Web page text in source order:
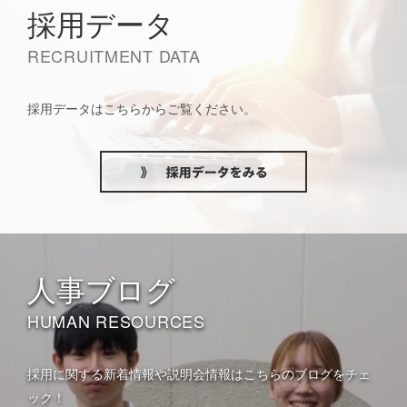
採用データ
RECRUITMENT DATA
採用データはこちらからご覧ください。
人事ブログ
HUMAN RESOURCES
採用に関する新着情報や説明会情報はこちらのブログをチェ
ック！